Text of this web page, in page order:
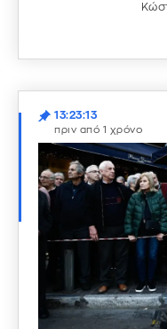
13:23:13
πριν από 1 χρόνο